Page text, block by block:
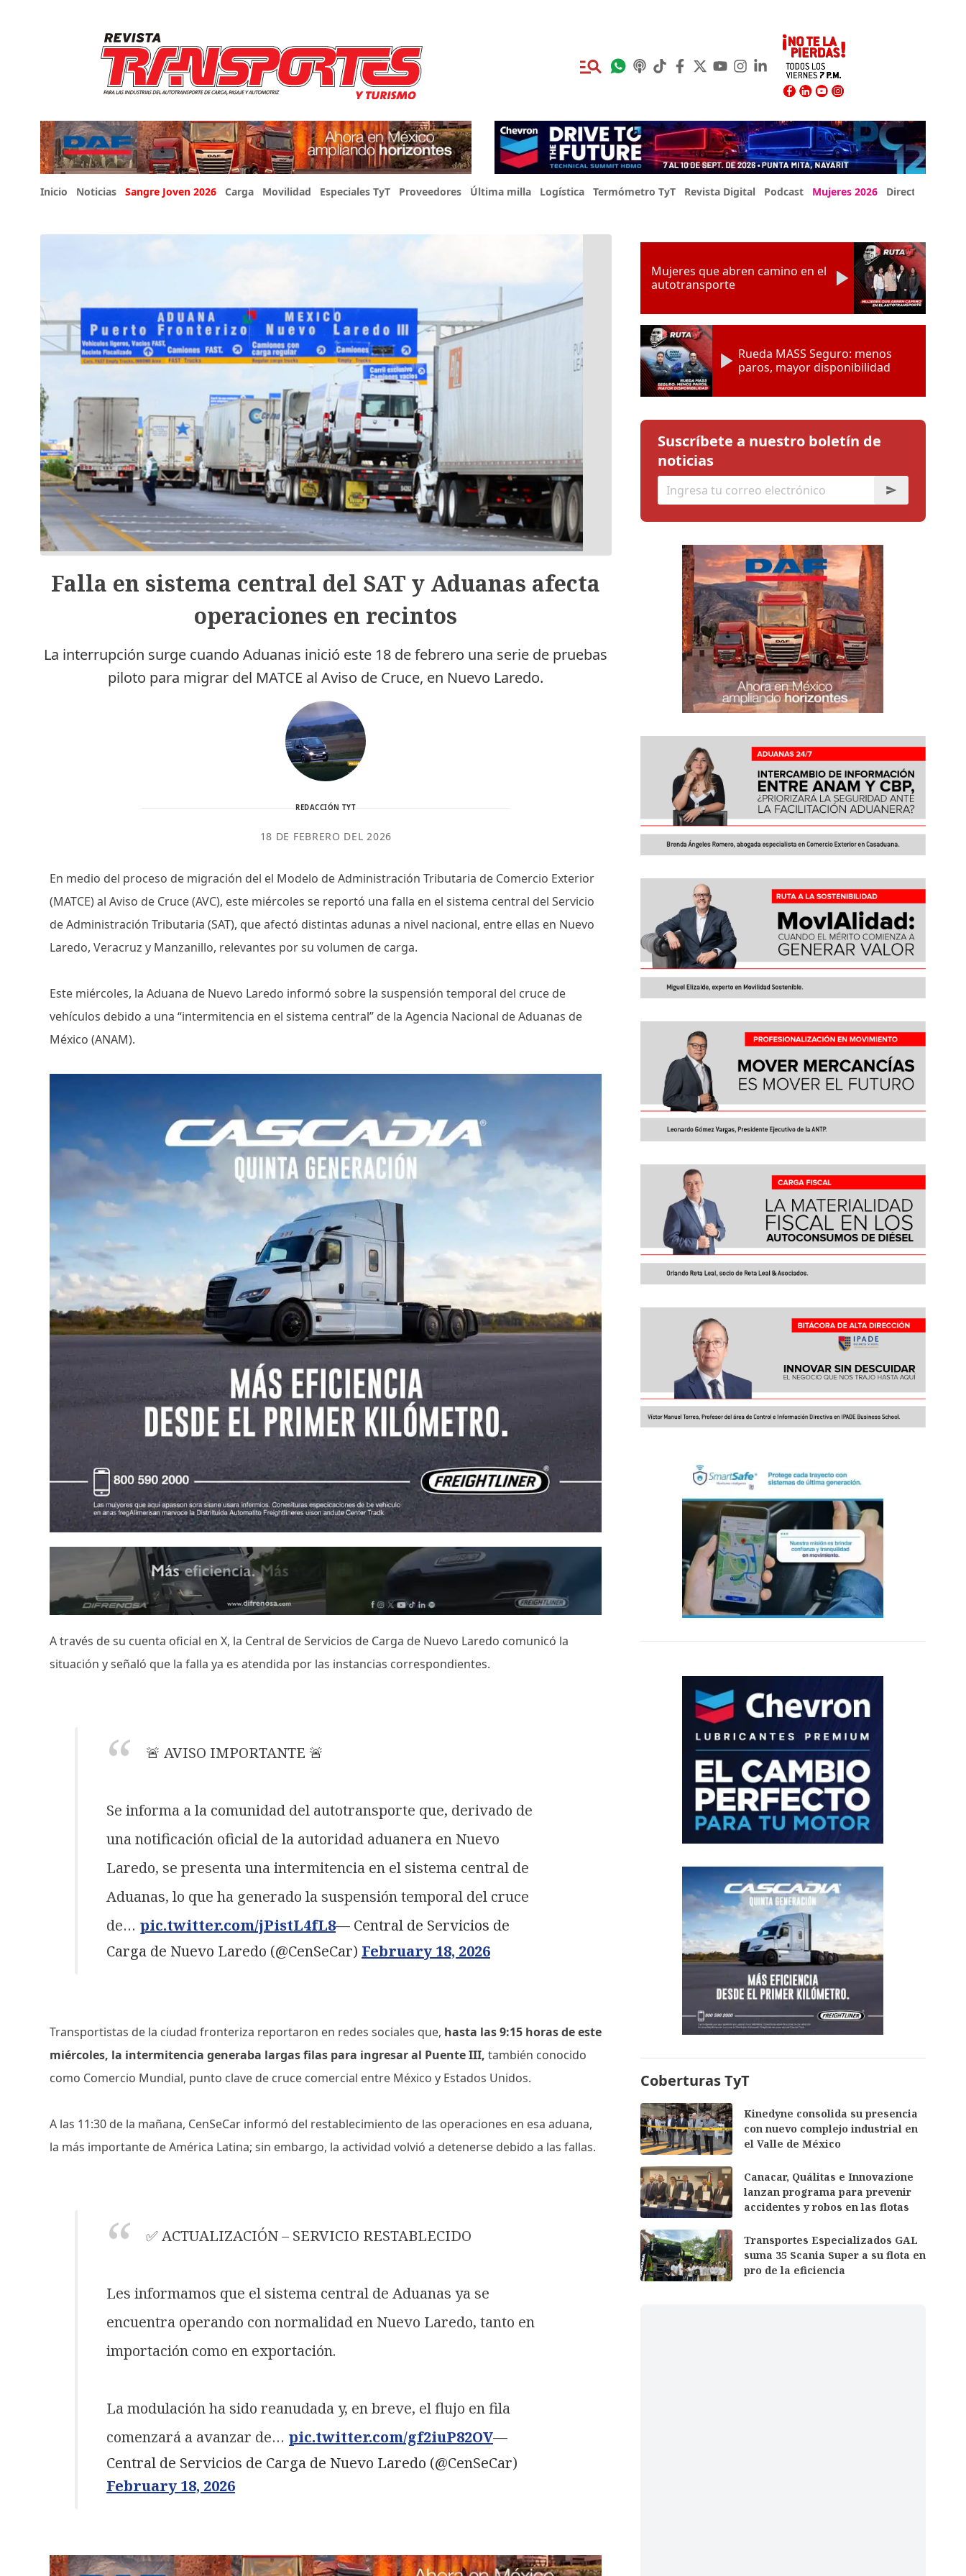
Inicio Noticias Sangre Joven 2026 Carga Movilidad Especiales TyT Proveedores Última milla Logística Termómetro TyT Revista Digital Podcast Mujeres 2026 Directorio Expo
Falla en sistema central del SAT y Aduanas afecta
operaciones en recintos
La interrupción surge cuando Aduanas inició este 18 de febrero una serie de pruebas
piloto para migrar del MATCE al Aviso de Cruce, en Nuevo Laredo.
REDACCIÓN TYT
18 DE FEBRERO DEL 2026
En medio del proceso de migración del el Modelo de Administración Tributaria de Comercio Exterior
(MATCE) al Aviso de Cruce (AVC), este miércoles se reportó una falla en el sistema central del Servicio
de Administración Tributaria (SAT), que afectó distintas adunas a nivel nacional, entre ellas en Nuevo
Laredo, Veracruz y Manzanillo, relevantes por su volumen de carga.
Este miércoles, la Aduana de Nuevo Laredo informó sobre la suspensión temporal del cruce de
vehículos debido a una “intermitencia en el sistema central” de la Agencia Nacional de Aduanas de
México (ANAM).
A través de su cuenta oficial en X, la Central de Servicios de Carga de Nuevo Laredo comunicó la
situación y señaló que la falla ya es atendida por las instancias correspondientes.
🚨 AVISO IMPORTANTE 🚨
Se informa a la comunidad del autotransporte que, derivado de
una notificación oficial de la autoridad aduanera en Nuevo
Laredo, se presenta una intermitencia en el sistema central de
Aduanas, lo que ha generado la suspensión temporal del cruce
de… pic.twitter.com/jPistL4fL8— Central de Servicios de
Carga de Nuevo Laredo (@CenSeCar) February 18, 2026
Transportistas de la ciudad fronteriza reportaron en redes sociales que, hasta las 9:15 horas de este
miércoles, la intermitencia generaba largas filas para ingresar al Puente III, también conocido
como Comercio Mundial, punto clave de cruce comercial entre México y Estados Unidos.
A las 11:30 de la mañana, CenSeCar informó del restablecimiento de las operaciones en esa aduana,
la más importante de América Latina; sin embargo, la actividad volvió a detenerse debido a las fallas.
✅ ACTUALIZACIÓN – SERVICIO RESTABLECIDO
Les informamos que el sistema central de Aduanas ya se
encuentra operando con normalidad en Nuevo Laredo, tanto en
importación como en exportación.
La modulación ha sido reanudada y, en breve, el flujo en fila
comenzará a avanzar de… pic.twitter.com/gf2iuP82OV—
Central de Servicios de Carga de Nuevo Laredo (@CenSeCar)
February 18, 2026
Mujeres que abren camino en el
autotransporte
Rueda MASS Seguro: menos
paros, mayor disponibilidad
Suscríbete a nuestro boletín de
noticias
Coberturas TyT
Kinedyne consolida su presencia
con nuevo complejo industrial en
el Valle de México
Canacar, Quálitas e Innovazione
lanzan programa para prevenir
accidentes y robos en las flotas
Transportes Especializados GAL
suma 35 Scania Super a su flota en
pro de la eficiencia